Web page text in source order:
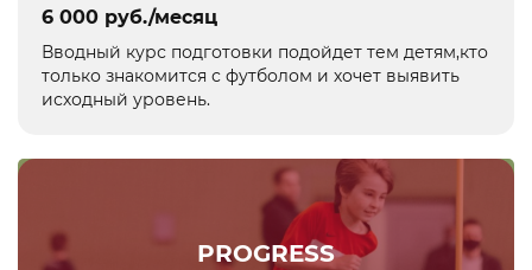
6 000 руб./месяц
Вводный курс подготовки подойдет тем детям,кто
только знакомится с футболом и хочет выявить
исходный уровень.
PROGRESS